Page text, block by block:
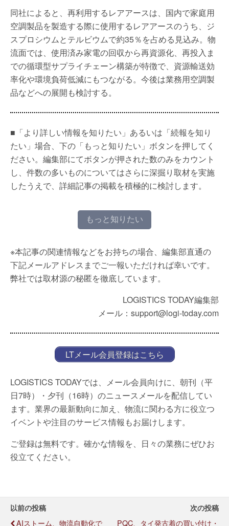
同社によると、再利用するレアアースは、国内で家庭用
空調製品を製造する際に使用するレアアースのうち、ジ
スプロシウムとテルビウムで約35％を占める見込み。物
流面では、使用済み家電の回収から再資源化、再投入ま
での循環型サプライチェーン構築が特徴で、資源輸送効
率化や環境負荷低減にもつながる。今後は業務用空調製
品などへの展開も検討する。
■「より詳しい情報を知りたい」あるいは「続報を知り
たい」場合、下の「もっと知りたい」ボタンを押してく
ださい。編集部にてボタンが押された数のみをカウント
し、件数の多いものについてはさらに深掘り取材を実施
したうえで、詳細記事の掲載を積極的に検討します。
もっと知りたい
※本記事の関連情報などをお持ちの場合、編集部直通の
下記メールアドレスまでご一報いただければ幸いです。
弊社では取材源の秘匿を徹底しています。
LOGISTICS TODAY編集部
メール：support@logi-today.com
LTメール会員登録はこちら
LOGISTICS TODAYでは、メール会員向けに、朝刊（平
日7時）・夕刊（16時）のニュースメールを配信してい
ます。業界の最新動向に加え、物流に関わる方に役立つ
イベントや注目のサービス情報もお届けします。
ご登録は無料です。確かな情報を、日々の業務にぜひお
役立てください。
以前の投稿
AIストーム、物流自動化で
次の投稿
PQC、タイ発古着の買い付け・